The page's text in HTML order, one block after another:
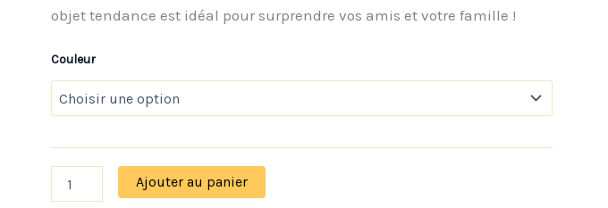
objet tendance est idéal pour surprendre vos amis et votre famille !
Couleur
Ajouter au panier